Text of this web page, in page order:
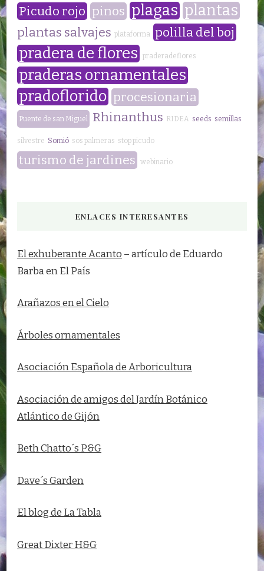
Picudo rojo pinos plagas plantas
plantas salvajes plataforma polilla del boj
pradera de flores praderadeflores
praderas ornamentales
pradoflorido procesionaria
Puente de san Miguel Rhinanthus RIDEA seeds semillas
silvestre Somió sos palmeras stop picudo
turismo de jardines webinario
ENLACES INTERESANTES
El exhuberante Acanto – artículo de Eduardo
Barba en El País
Arañazos en el Cielo
Árboles ornamentales
Asociación Española de Arboricultura
Asociación de amigos delJardín Botánico
Atlántico de Gijón
Beth Chatto´s P&G
Dave´s Garden
El blog de La Tabla
Great Dixter H&G